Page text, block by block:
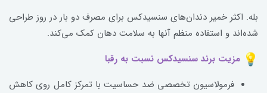
بله. اکثر خمیر دندان‌های سنسیدکس برای مصرف دو بار در روز طراحی
شده‌اند و استفاده منظم آنها به سلامت دهان کمک می‌کند.
مزیت برند سنسیدکس نسبت به رقبا
فرمولاسیون تخصصی ضد حساسیت با تمرکز کامل روی کاهش